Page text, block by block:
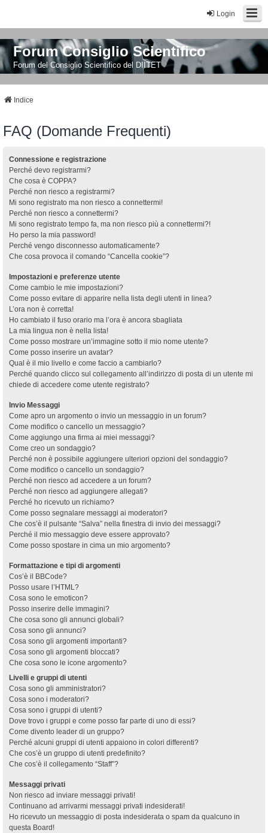
Login
Forum Consiglio Scientifico
Forum del Consiglio Scientifico del DIITET
Indice
FAQ (Domande Frequenti)
Connessione e registrazione
Perché devo registrarmi?
Che cosa è COPPA?
Perché non riesco a registrarmi?
Mi sono registrato ma non riesco a connettermi!
Perché non riesco a connettermi?
Mi sono registrato tempo fa, ma non riesco più a connettermi?!
Ho perso la mia password!
Perché vengo disconnesso automaticamente?
Che cosa provoca il comando “Cancella cookie”?
Impostazioni e preferenze utente
Come cambio le mie impostazioni?
Come posso evitare di apparire nella lista degli utenti in linea?
L’ora non è corretta!
Ho cambiato il fuso orario ma l’ora è ancora sbagliata
La mia lingua non è nella lista!
Come posso mostrare un’immagine sotto il mio nome utente?
Come posso inserire un avatar?
Qual è il mio livello e come faccio a cambiarlo?
Perché quando clicco sul collegamento all’indirizzo di posta di un utente mi
chiede di accedere come utente registrato?
Invio Messaggi
Come apro un argomento o invio un messaggio in un forum?
Come modifico o cancello un messaggio?
Come aggiungo una firma ai miei messaggi?
Come creo un sondaggio?
Perché non è possibile aggiungere ulteriori opzioni del sondaggio?
Come modifico o cancello un sondaggio?
Perché non riesco ad accedere a un forum?
Perché non riesco ad aggiungere allegati?
Perché ho ricevuto un richiamo?
Come posso segnalare messaggi ai moderatori?
Che cos’è il pulsante “Salva” nella finestra di invio dei messaggi?
Perché il mio messaggio deve essere approvato?
Come posso spostare in cima un mio argomento?
Formattazione e tipi di argomenti
Cos’è il BBCode?
Posso usare l’HTML?
Cosa sono le emoticon?
Posso inserire delle immagini?
Che cosa sono gli annunci globali?
Cosa sono gli annunci?
Cosa sono gli argomenti importanti?
Cosa sono gli argomenti bloccati?
Che cosa sono le icone argomento?
Livelli e gruppi di utenti
Cosa sono gli amministratori?
Cosa sono i moderatori?
Cosa sono i gruppi di utenti?
Dove trovo i gruppi e come posso far parte di uno di essi?
Come divento leader di un gruppo?
Perché alcuni gruppi di utenti appaiono in colori differenti?
Che cos’è un gruppo di utenti predefinito?
Che cos’è il collegamento “Staff”?
Messaggi privati
Non riesco ad inviare messaggi privati!
Continuano ad arrivarmi messaggi privati indesiderati!
Ho ricevuto un messaggio di posta indesiderata o spam da qualcuno in
questa Board!